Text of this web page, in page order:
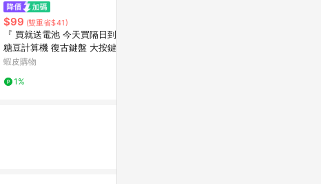
$99 (雙重省$41)
『 買就送電池 今天買隔日到💥』
糖豆計算機 復古鍵盤 大按鍵計算
機 多巴胺色系計算機 計算機 辦
蝦皮購物
1%